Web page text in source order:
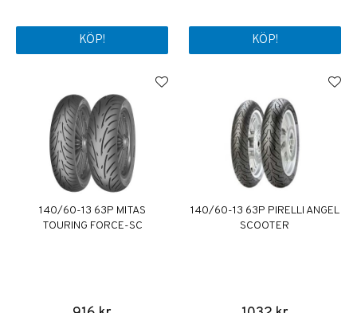
KÖP! KÖP!
140/60-13 63P MITAS
TOURING FORCE-SC
140/60-13 63P PIRELLI ANGEL
SCOOTER